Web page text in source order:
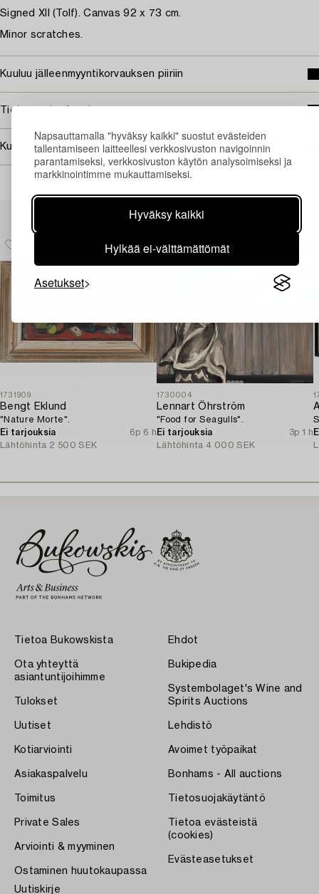
Napsauttamalla "hyväksy kaikki" suostut evästeiden
tallentamiseen laitteellesi verkkosivuston navigoinnin
parantamiseksi, verkkosivuston käytön analysoimiseksi ja
markkinointimme mukauttamiseksi.
Hyväksy kaikki
Hylkää ei-välttämättömät
Asetukset
Signed XII (Tolf). Canvas 92 x 73 cm.
Minor scratches.
Kuuluu jälleenmyyntikorvauksen piiriin
Tietoa ostamisesta
Kuvan käyttöoikeudet
Muiden katsomia kohteita
1731909
Bengt Eklund
"Nature Morte".
Ei tarjouksia
6p 6 h
Lähtöhinta 2 500 SEK
1730004
Lennart Öhrström
"Food for Seagulls".
Ei tarjouksia
3p 1 h
Lähtöhinta 4 000 SEK
Tietoa Bukowskista
Ota yhteyttä
asiantuntijoihimme
Tulokset
Uutiset
Kotiarviointi
Asiakaspalvelu
Toimitus
Private Sales
Arviointi & myyminen
Ostaminen huutokaupassa
Ehdot
Bukipedia
Systembolaget's Wine and
Spirits Auctions
Lehdistö
Avoimet työpaikat
Bonhams - All auctions
Tietosuojakäytäntö
Tietoa evästeistä
(cookies)
Evästeasetukset
Uutiskirje